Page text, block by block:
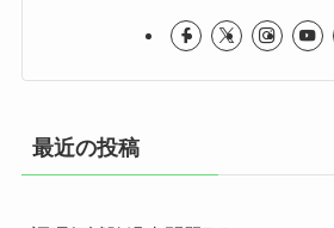
最近の投稿